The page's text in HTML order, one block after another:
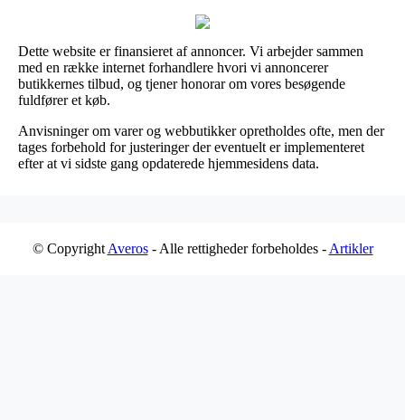
Dette website er finansieret af annoncer. Vi arbejder sammen
med en række internet forhandlere hvori vi annoncerer
butikkernes tilbud, og tjener honorar om vores besøgende
fuldfører et køb.
Anvisninger om varer og webbutikker opretholdes ofte, men der
tages forbehold for justeringer der eventuelt er implementeret
efter at vi sidste gang opdaterede hjemmesidens data.
© Copyright Averos- Alle rettigheder forbeholdes - Artikler